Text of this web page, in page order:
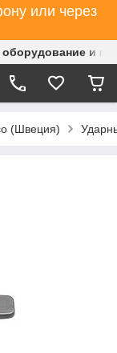
или через
и
(Швеция)